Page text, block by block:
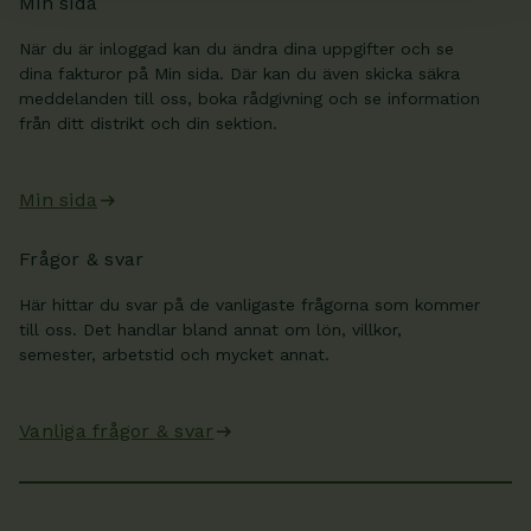
När du är inloggad kan du ändra dina uppgifter och se
dina fakturor på Min sida. Där kan du även skicka säkra
meddelanden till oss, boka rådgivning och se information
från ditt distrikt och din sektion.
Min sida
Frågor & svar
Här hittar du svar på de vanligaste frågorna som kommer
till oss. Det handlar bland annat om lön, villkor,
semester, arbetstid och mycket annat.
Vanliga frågor & svar